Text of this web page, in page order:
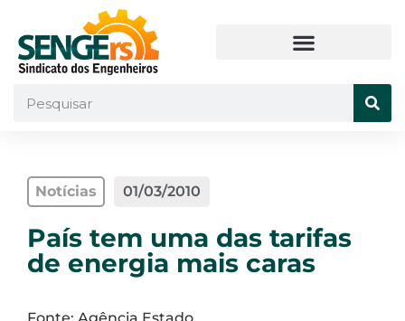
Notícias 01/03/2010
País tem uma das tarifas
de energia mais caras